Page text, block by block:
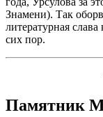
Знамени). Так
литературная
сих пор.
Памятник